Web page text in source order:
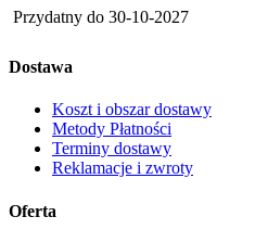
Przydatny do 30-10-2027
Dostawa
Koszt i obszar dostawy
Metody Płatności
Terminy dostawy
Reklamacje i zwroty
Oferta